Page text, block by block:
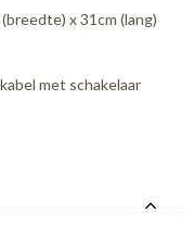
x 31cm (lang)
met schakelaar